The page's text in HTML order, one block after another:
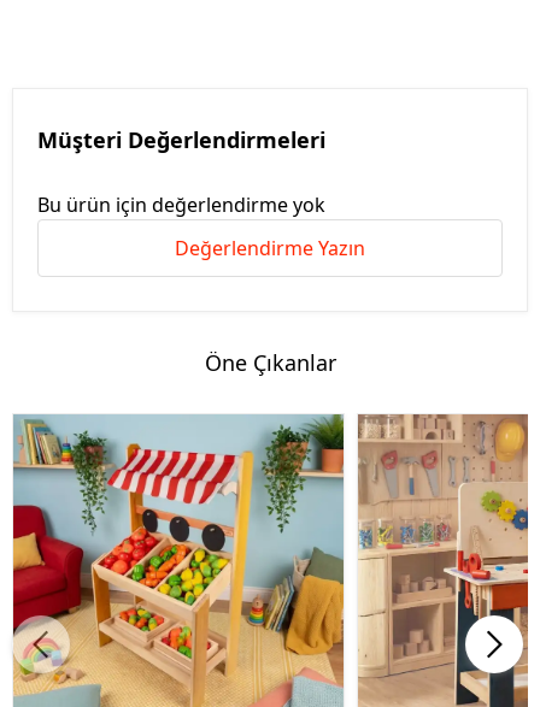
Müşteri Değerlendirmeleri
Bu ürün için değerlendirme yok
Değerlendirme Yazın
Öne Çıkanlar